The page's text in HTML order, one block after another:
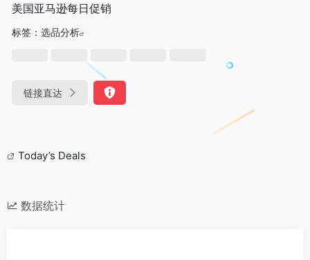
美国亚马逊每日促销
标签： 选品分析
链接直达
Today’s Deals
数据统计